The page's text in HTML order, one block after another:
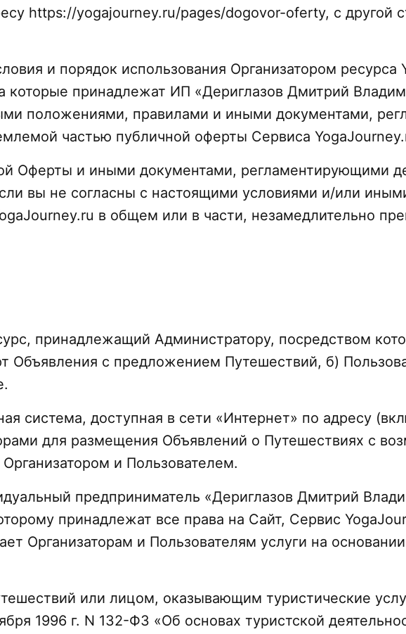
https://yogajourney.ru/pages/dogovor-oferty, с другой
и порядок использования Организатором ресурса
которые принадлежат ИП «Дериглазов Дмитрий
положениями, правилами и иными документами,
частью публичной оферты Сервиса
Оферты и иными документами, регламентирующими
вы не согласны с настоящими условиями и/или
в общем или в части, незамедлительно
принадлежащий Администратору, посредством
Объявления с предложением Путешествий, б)
система, доступная в сети «Интернет» по адресу
для размещения Объявлений о Путешествиях с
и Пользователем.
предприниматель «Дериглазов Дмитрий
принадлежат все права на Сайт, Сервис
Организаторам и Пользователям услуги на
или лицом, оказывающим туристические
1996 г. N 132-ФЗ «Об основах туристской